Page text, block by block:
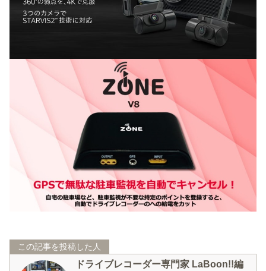
この記事を投稿した人
ドライブレコーダー専門家 LaBoon!!編